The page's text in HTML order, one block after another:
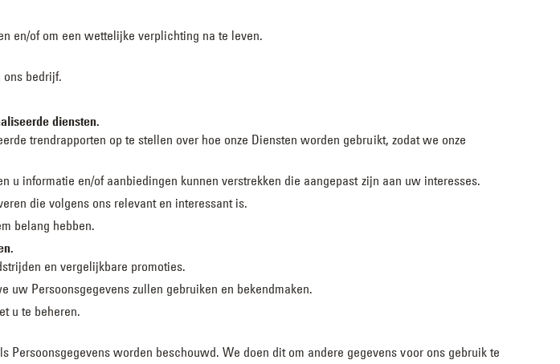
en/of om een wettelijke verplichting na te leven.
ons bedrijf.
diensten.
trendrapporten op te stellen over hoe onze Diensten worden gebruikt, zodat we onze
u informatie en/of aanbiedingen kunnen verstrekken die aangepast zijn aan uw interesses.
die volgens ons relevant en interessant is.
belang hebben.
en vergelijkbare promoties.
Persoonsgegevens zullen gebruiken en bekendmaken.
u te beheren.
worden beschouwd. We doen dit om andere gegevens voor ons gebruik te